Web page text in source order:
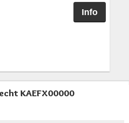
Info
KAEFX00000